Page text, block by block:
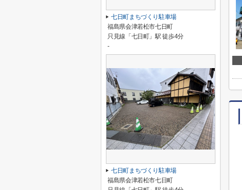
七日町まちづくり駐車場
福島県会津若松市七日町
只見線「七日町」駅 徒歩4分
-
七日町まちづくり駐車場
福島県会津若松市七日町